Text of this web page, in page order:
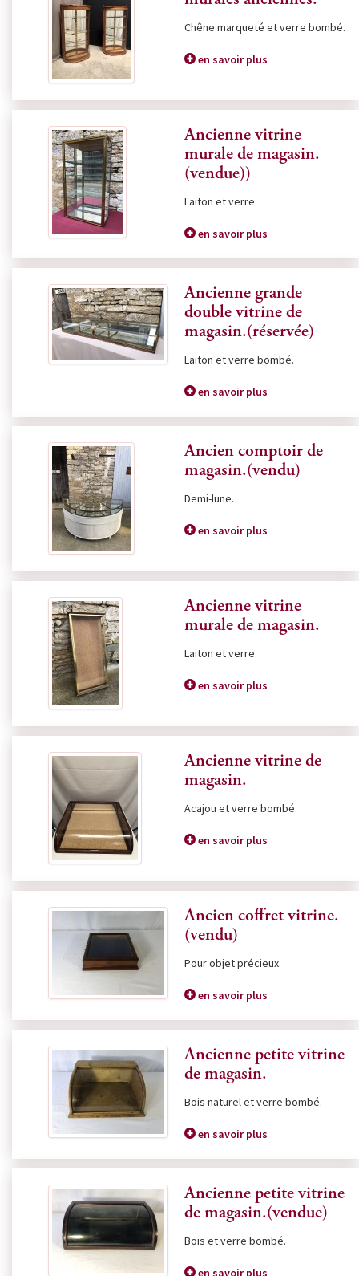
Chêne marqueté et verre bombé.
en savoir plus
Ancienne vitrine
murale de magasin.
(vendue))
Laiton et verre.
en savoir plus
Ancienne grande
double vitrine de
magasin.(réservée)
Laiton et verre bombé.
en savoir plus
Ancien comptoir de
magasin.(vendu)
Demi-lune.
en savoir plus
Ancienne vitrine
murale de magasin.
Laiton et verre.
en savoir plus
Ancienne vitrine de
magasin.
Acajou et verre bombé.
en savoir plus
Ancien coffret vitrine.
(vendu)
Pour objet précieux.
en savoir plus
Ancienne petite vitrine
de magasin.
Bois naturel et verre bombé.
en savoir plus
Ancienne petite vitrine
de magasin.(vendue)
Bois et verre bombé.
en savoir plus